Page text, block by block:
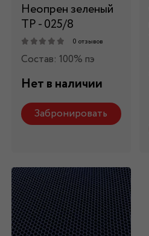
Неопрен зеленый
ТР - 025/8
0 отзывов
Состав: 100% пэ
Нет в наличии
Забронировать